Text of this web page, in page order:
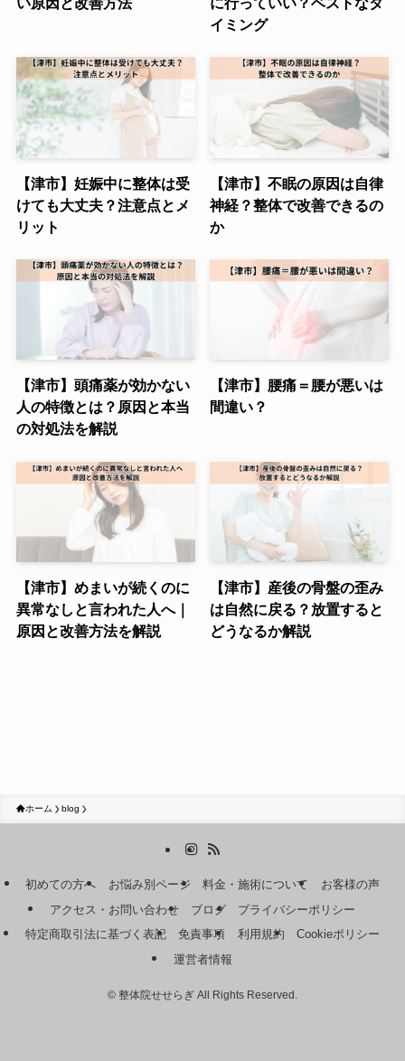
イミング
【津市】妊娠中に整体は受
けても大丈夫？注意点とメ
リット
【津市】不眠の原因は自律
神経？整体で改善できるの
か
【津市】頭痛薬が効かない
人の特徴とは？原因と本当
の対処法を解説
【津市】腰痛＝腰が悪いは
間違い？
【津市】めまいが続くのに
異常なしと言われた人へ｜
原因と改善方法を解説
【津市】産後の骨盤の歪み
は自然に戻る？放置すると
どうなるか解説
ホーム blog
初めての方へ お悩み別ページ 料金・施術について
お客様の声
アクセス・お問い合わせ
ブログ
プライバシーポリシー
特定商取引法に基づく表記
免責事項 利用規約
Cookieポリシー
運営者情報
© 整体院せせらぎ All Rights Reserved.